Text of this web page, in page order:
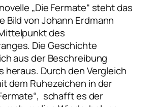
„Die Fermate“ steht das
Bild von Johann Erdmann
des
Die Geschichte
aus der Beschreibung
heraus. Durch den Vergleich
dem Ruhezeichen in der
schafft es der